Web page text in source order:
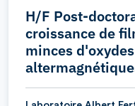
H/F Post-
croissance de
minces d'oxydes